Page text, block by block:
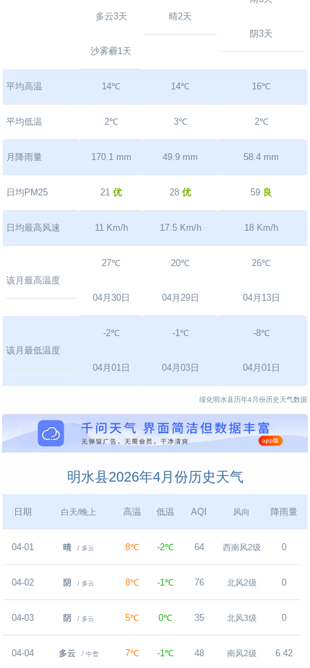
多云3天
沙雾霾1天
晴2天
阴3天
平均高温 14℃ 14℃ 16℃
平均低温 2℃ 3℃ 2℃
月降雨量 170.1 mm 49.9 mm 58.4 mm
日均PM25 21优 28优 59 良
日均最高风速 11 Km/h 17.5 Km/h 18 Km/h
该月最高温度
27℃
04月30日
20℃
04月29日
26℃
04月13日
该月最低温度
-2℃
04月01日
-1℃
04月03日
-8℃
04月01日
绥化明水县历年4月份历史天气数据
明水县2026年4月份历史天气
日期 白天/晚上 高温 低温 AQI 风向 降雨量
04-01 晴 / 多云 8℃ -2℃ 64 西南风2级 0
04-02 阴 / 多云 8℃ -1℃ 76 北风2级 0
04-03 阴 / 多云 5℃ 0℃ 35 北风3级 0
04-04 多云 / 中雪 7℃ -1℃ 48 南风2级 6.42